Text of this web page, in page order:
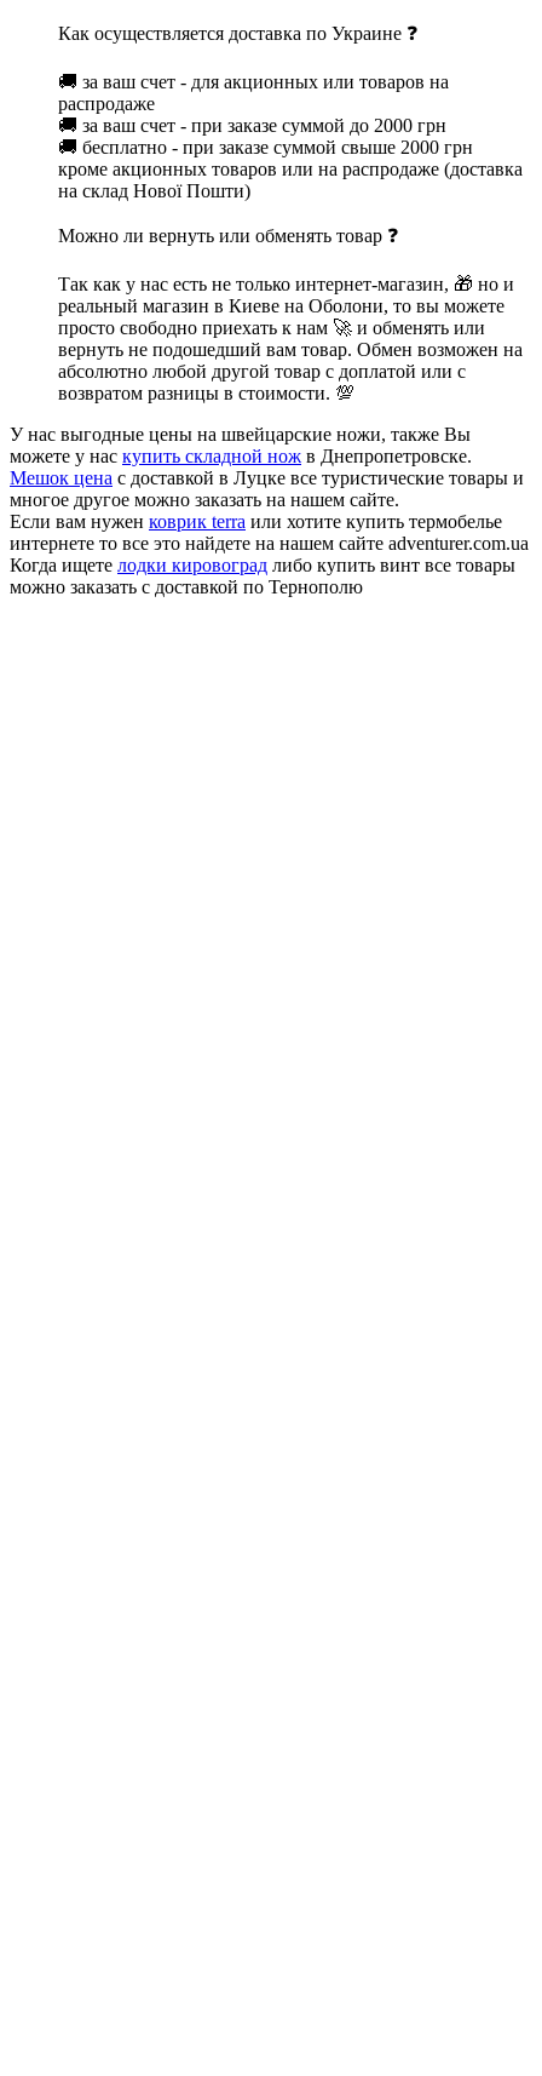
Как осуществляется доставка по Украине ❓
🚚 за ваш счет - для акционных или товаров на
распродаже
🚚 за ваш счет - при заказе суммой до 2000 грн
🚚 бесплатно - при заказе суммой свыше 2000 грн
кроме акционных товаров или на распродаже (доставка
на склад Нової Пошти)
Можно ли вернуть или обменять товар ❓
Так как у нас есть не только интернет-магазин, 🎁 но и
реальный магазин в Киеве на Оболони, то вы можете
просто свободно приехать к нам 🚀 и обменять или
вернуть не подошедший вам товар. Обмен возможен на
абсолютно любой другой товар с доплатой или с
возвратом разницы в стоимости. 💯
У нас выгодные цены на швейцарские ножи, также Вы
можете у нас купить складной нож в Днепропетровске.
Мешок цена с доставкой в Луцке все туристические товары и
многое другое можно заказать на нашем сайте.
Если вам нужен коврик terra или хотите купить термобелье
интернете то все это найдете на нашем сайте adventurer.com.ua
Когда ищете лодки кировоград либо купить винт все товары
можно заказать с доставкой по Тернополю